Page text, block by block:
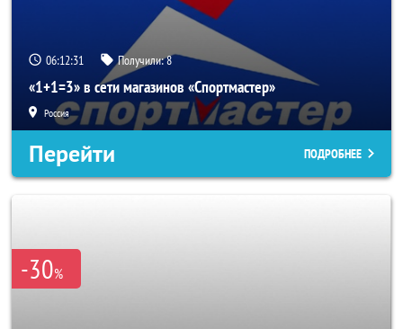
06:12:29 Получили:8
«1+1=3» в сети магазинов «Спортмастер»
Россия
Перейти ПОДРОБНЕЕ
-30%